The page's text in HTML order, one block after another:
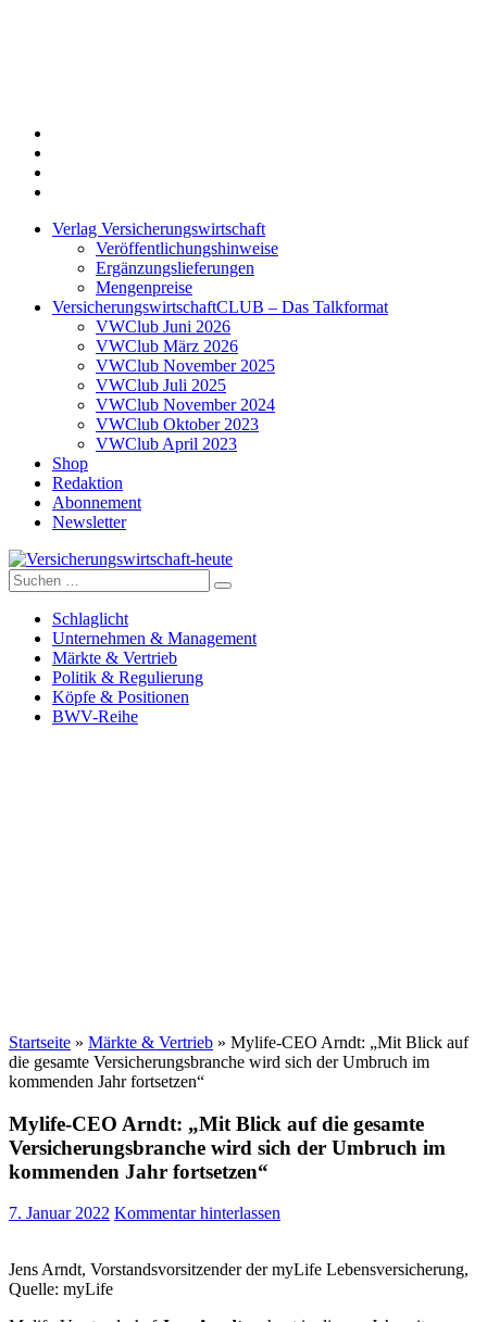
Verlag Versicherungswirtschaft
Veröffentlichungshinweise
Ergänzungslieferungen
Mengenpreise
VersicherungswirtschaftCLUB – Das Talkformat
VWClub Juni 2026
VWClub März 2026
VWClub November 2025
VWClub Juli 2025
VWClub November 2024
VWClub Oktober 2023
VWClub April 2023
Shop
Redaktion
Abonnement
Newsletter
Versicherungswirtschaft-heute
Suche
nach:
Schlaglicht
Unternehmen & Management
Märkte & Vertrieb
Politik & Regulierung
Köpfe & Positionen
BWV-Reihe
Startseite » Märkte & Vertrieb » Mylife-CEO Arndt: „Mit Blick auf
die gesamte Versicherungsbranche wird sich der Umbruch im
kommenden Jahr fortsetzen“
Mylife-CEO Arndt: „Mit Blick auf die gesamte
Versicherungsbranche wird sich der Umbruch im
kommenden Jahr fortsetzen“
7. Januar 2022 Kommentar hinterlassen
Jens Arndt, Vorstandsvorsitzender der myLife Lebensversicherung,
Quelle: myLife